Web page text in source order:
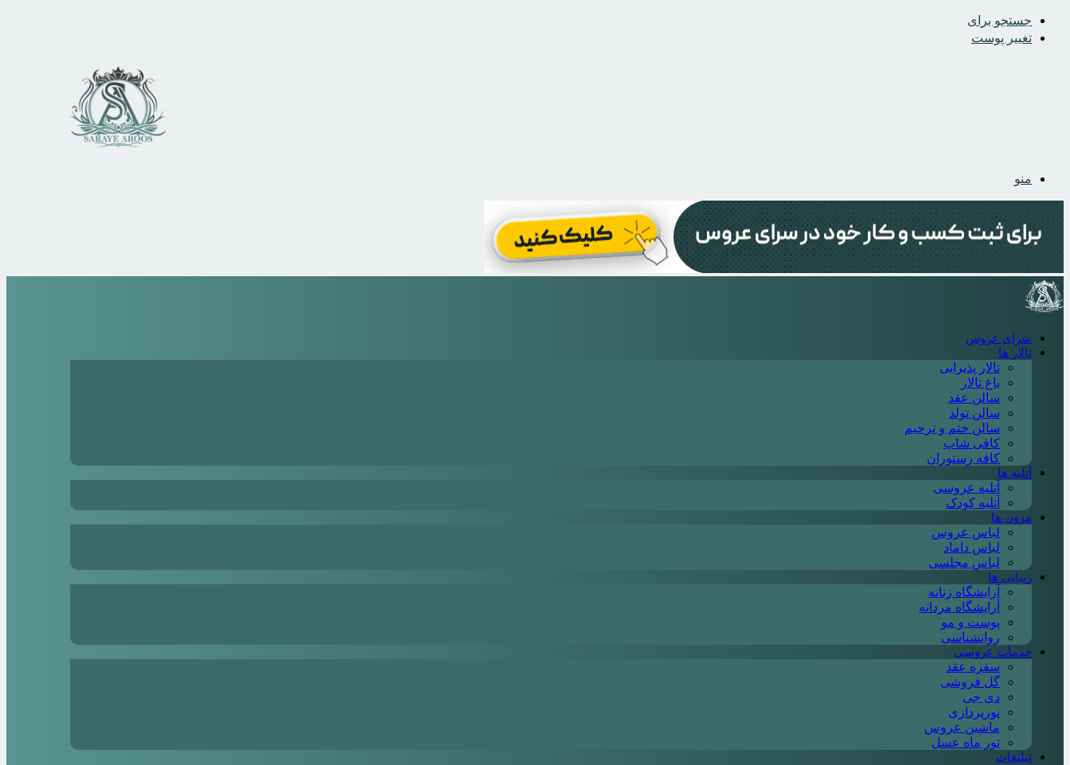
جستجو برای
تغییر پوست
منو
سرای عروس
تالار ها
تالار پذیرایی
باغ تالار
سالن عقد
سالن تولد
سالن ختم و ترحیم
کافی شاپ
کافه رستوران
آتلیه ها
آتلیه عروسی
آتلیه کودک
مزون ها
لباس عروس
لباس داماد
لباس مجلسی
زیبایی ها
آرایشگاه زنانه
آرایشگاه مردانه
پوست و مو
روانشناسی
خدمات عروسی
سفره عقد
گل فروشی
دی جی
نورپردازی
ماشین عروس
تور ماه عسل
تبلیغات